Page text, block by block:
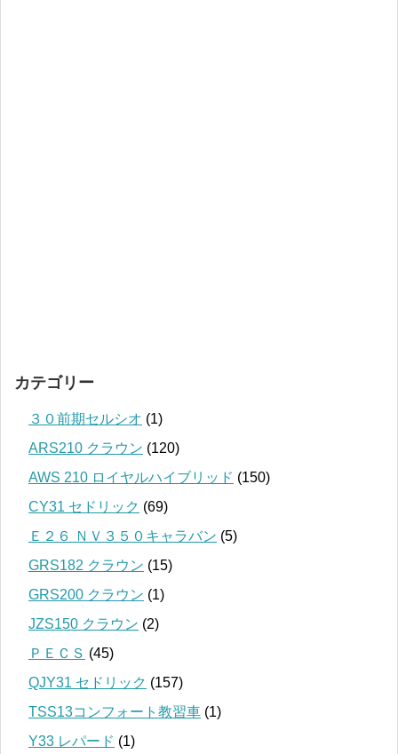
カテゴリー
３０前期セルシオ (1)
ARS210 クラウン (120)
AWS 210 ロイヤルハイブリッド (150)
CY31 セドリック (69)
Ｅ２６ ＮＶ３５０キャラバン (5)
GRS182 クラウン (15)
GRS200 クラウン (1)
JZS150 クラウン (2)
ＰＥＣＳ (45)
QJY31 セドリック (157)
TSS13コンフォート教習車 (1)
Y33 レパード (1)